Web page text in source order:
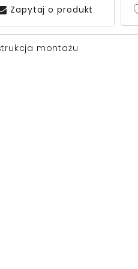
Zapytaj o produkt
montażu